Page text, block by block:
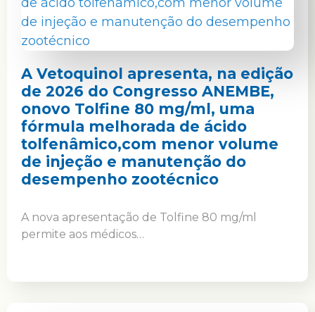
A Vetoquinol apresenta, na edição
de 2026 do Congresso ANEMBE,
onovo Tolfine 80 mg/ml, uma
fórmula melhorada de ácido
tolfenâmico,com menor volume
de injeção e manutenção do
desempenho zootécnico
A nova apresentação de Tolfine 80 mg/ml
permite aos médicos…